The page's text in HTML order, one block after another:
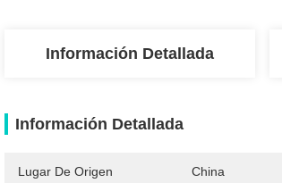
Información Detallada
Información Detallada
Lugar De Origen China